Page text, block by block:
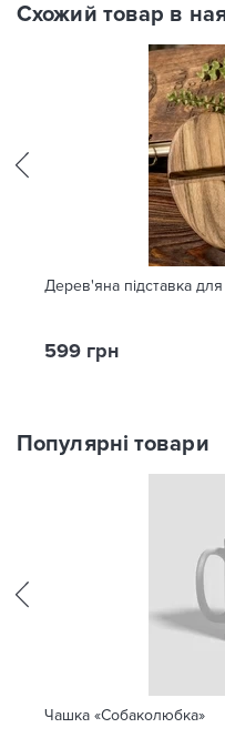
Схожий товар в
Дерев'яна підставка
599 грн
Популярні товари
Чашка «Собаколюбка»